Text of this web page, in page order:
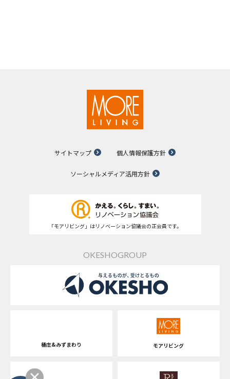
サイトマップ 個人情報保護方針
ソーシャルメディア活用方針
「モアリビング」はリノベーション協議会の正会員です。
OKESHOGROUP
桶庄&みずまわり モアリビング